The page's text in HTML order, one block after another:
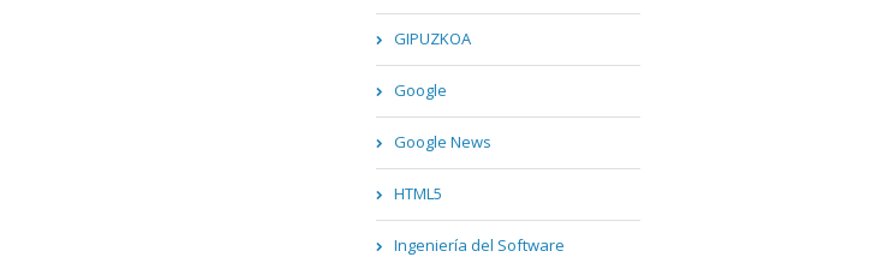
GIPUZKOA
Google
Google News
HTML5
Ingeniería del Software